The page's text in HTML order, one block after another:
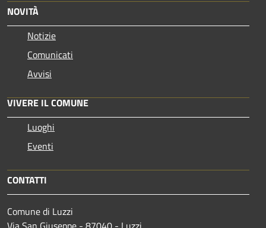
NOVITÀ
Notizie
Comunicati
Avvisi
VIVERE IL COMUNE
Luoghi
Eventi
CONTATTI
Comune di Luzzi